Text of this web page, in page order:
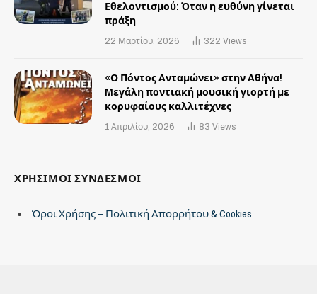
Εθελοντισμού: Όταν η ευθύνη γίνεται
πράξη
22 Μαρτίου, 2026 322 Views
«Ο Πόντος Ανταμώνει» στην Αθήνα!
Mεγάλη ποντιακή μουσική γιορτή με
κορυφαίους καλλιτέχνες
1 Απριλίου, 2026 83 Views
ΧΡΗΣΙΜΟΙ ΣΥΝΔΕΣΜΟΙ
Όροι Χρήσης – Πολιτική Απορρήτου & Cookies